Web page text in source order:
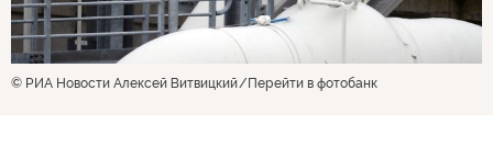
© РИА Новости Алексей Витвицкий Перейти в фотобанк